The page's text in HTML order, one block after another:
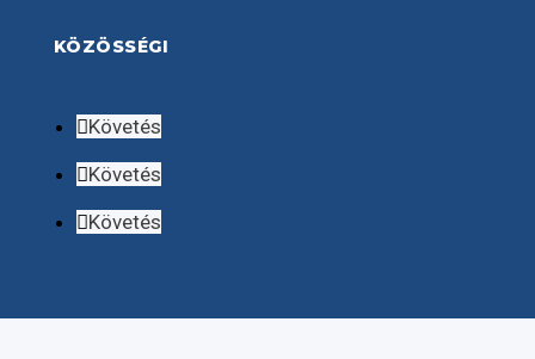
KÖZÖSSÉGI
Követés
Követés
Követés